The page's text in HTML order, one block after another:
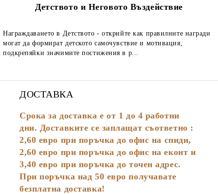
Детството и Неговото Въздействие
Награждаването в Детството - открийте как правилните награди
могат да формират детското самочувствие и мотивация,
подкрепяйки значимите постижения в р...
ДОСТАВКА
Срока за доставка е от 1 до 4 работни
дни. Доставките се заплащат съответно :
2,60 евро при поръчка до офис на спиди,
2,60 евро при поръчка до офис на еконт и
3,40 евро при поръчка до точен адрес.
При поръчка над 50 евро получавате
безплатна доставка!